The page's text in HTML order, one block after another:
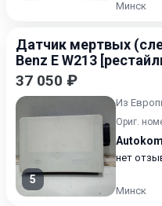
Минск
Датчик мертвых
Benz E W213
37 050 ₽
5
Из
Ориг.
нет
Минск